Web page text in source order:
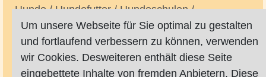
Hunde / Hundefutter / Hundeschulen /
Hundetherapie
Hundebetreuung
Hüte
Hüttenbusch
Um unsere Webseite für Sie optimal zu gestalten
und fortlaufend verbessern zu können, verwenden
wir Cookies. Desweiteren enthält diese Seite
eingebettete Inhalte von fremden Anbietern. Diese